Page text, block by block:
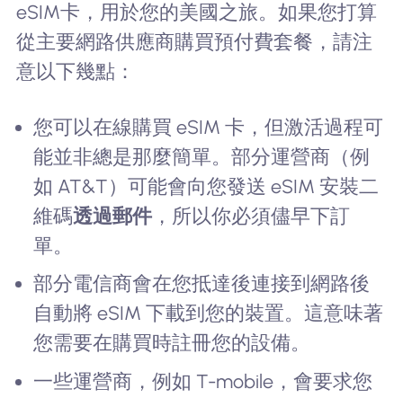
eSIM卡，用於您的美國之旅。如果您打算
從主要網路供應商購買預付費套餐，請注
意以下幾點：
您可以在線購買 eSIM 卡，但激活過程可
能並非總是那麼簡單。部分運營商（例
如 AT&T）可能會向您發送 eSIM 安裝二
維碼透過郵件 ，所以你必須儘早下訂
單。
部分電信商會在您抵達後連接到網路後
自動將 eSIM 下載到您的裝置。這意味著
您需要在購買時註冊您的設備。
一些運營商，例如 T-mobile，會要求您